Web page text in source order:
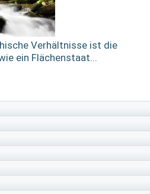
Verhältnisse ist die
ein Flächenstaat...